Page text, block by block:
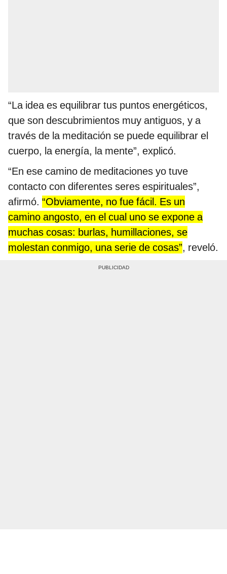
“La idea es equilibrar tus puntos energéticos,
que son descubrimientos muy antiguos, y a
través de la meditación se puede equilibrar el
cuerpo, la energía, la mente”, explicó.
“En ese camino de meditaciones yo tuve
contacto con diferentes seres espirituales”,
afirmó. “Obviamente, no fue fácil. Es un
camino angosto, en el cual uno se expone a
muchas cosas: burlas, humillaciones, se
molestan conmigo, una serie de cosas”, reveló.